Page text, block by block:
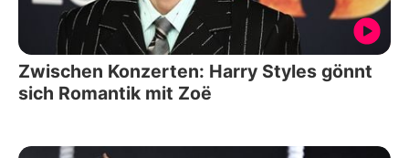
Zwischen Konzerten: Harry Styles gönnt
sich Romantik mit Zoë